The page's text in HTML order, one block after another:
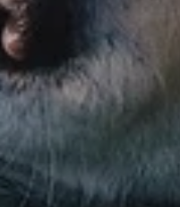
JEDNOU VĚTOU